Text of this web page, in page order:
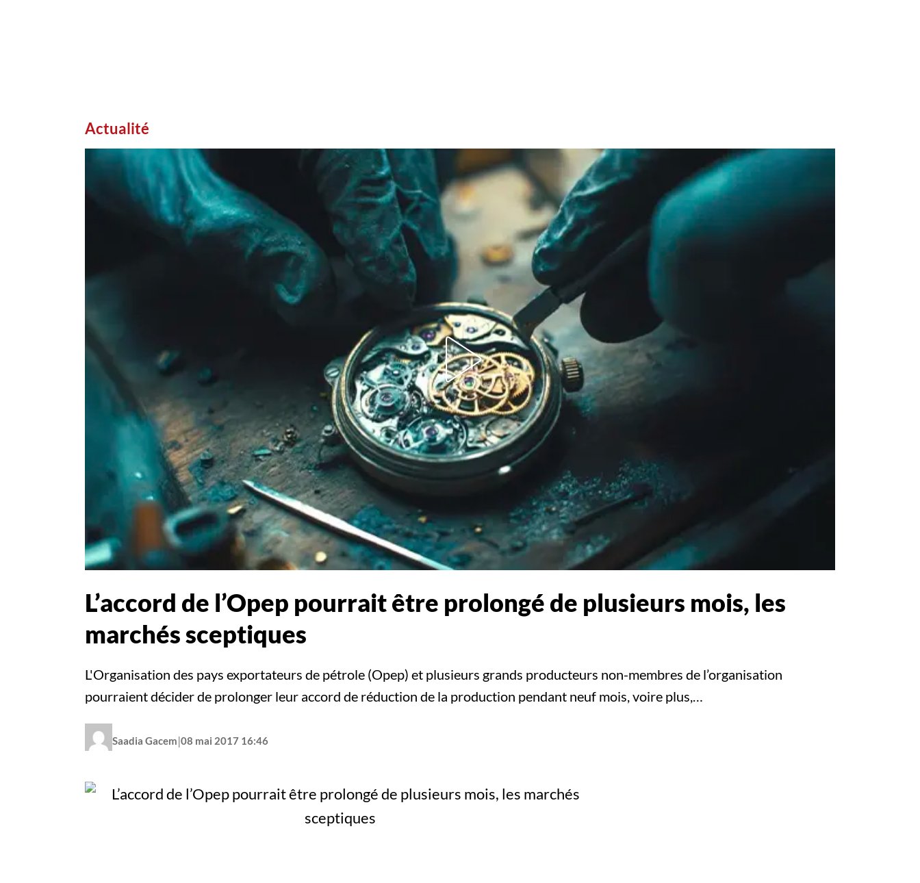
Actualité
L’accord de l’Opep pourrait être prolongé de plusieurs mois, les
marchés sceptiques
L'Organisation des pays exportateurs de pétrole (Opep) et plusieurs grands producteurs non-membres de l’organisation
pourraient décider de prolonger leur accord de réduction de la production pendant neuf mois, voire plus,…
Saadia Gacem|08 mai 2017 16:46